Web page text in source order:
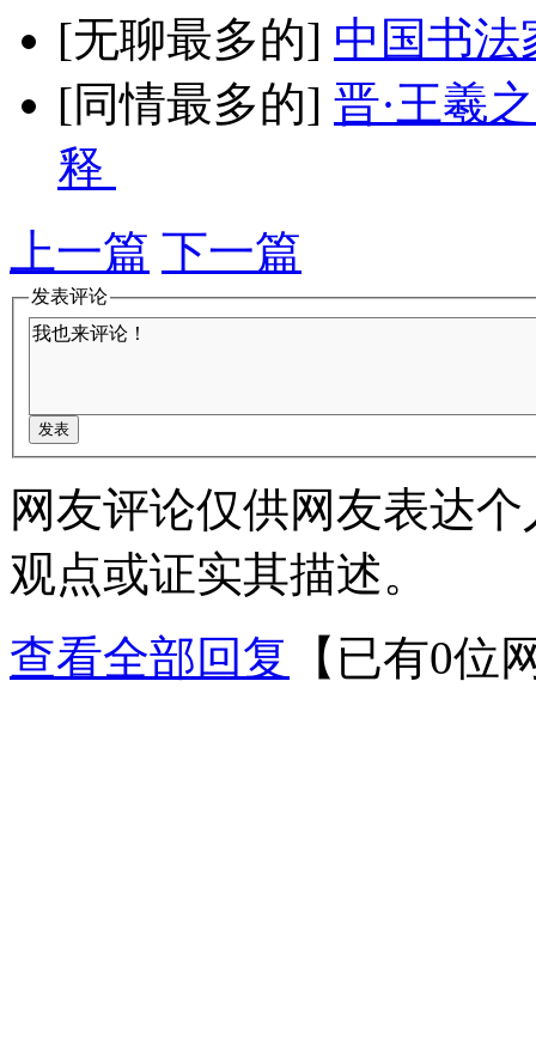
[无聊最多的] 中国书法
[同情最多的] 晋·王羲
释
上一篇 下一篇
发表评论
网友评论仅供网友表达
观点或证实其描述。
查看全部回复
【已有0位